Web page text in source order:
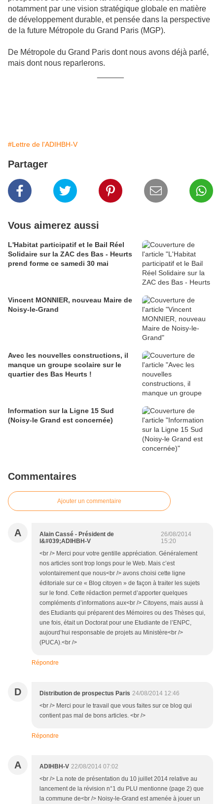
notamment par une vision stratégique globale en matière
de développement durable, et pensée dans la perspective
de la future Métropole du Grand Paris (MGP).
De Métropole du Grand Paris dont nous avons déjà parlé,
mais dont nous reparlerons.
#Lettre de l'ADIHBH-V
Partager
Vous aimerez aussi
L'Habitat participatif et le Bail Réel
Solidaire sur la ZAC des Bas - Heurts
prend forme ce samedi 30 mai
Vincent MONNIER, nouveau Maire de
Noisy-le-Grand
Avec les nouvelles constructions, il
manque un groupe scolaire sur le
quartier des Bas Heurts !
Information sur la Ligne 15 Sud
(Noisy-le Grand est concernée)
Commentaires
Ajouter un commentaire
A
Alain Cassé - Président de
l&#039;ADIHBH-V
26/08/2014
15:20
<br /> Merci pour votre gentille appréciation. Généralement
nos articles sont trop longs pour le Web. Mais c’est
volontairement que nous<br /> avons choisi cette ligne
éditoriale sur ce « Blog citoyen » de façon à traiter les sujets
sur le fond. Cette rédaction permet d’apporter quelques
compléments d’informations aux<br /> Citoyens, mais aussi à
des Etudiants qui préparent des Mémoires ou des Thèses qui,
une fois, était un Doctorat pour une Etudiante de l’ENPC,
aujourd’hui responsable de projets au Ministère<br />
(PUCA).<br />
Répondre
D Distribution de prospectus Paris 24/08/2014 12:46
<br /> Merci pour le travail que vous faites sur ce blog qui
contient pas mal de bons articles. <br />
Répondre
A ADIHBH-V 22/08/2014 07:02
<br /> La note de présentation du 10 juillet 2014 relative au
lancement de la révision n°1 du PLU mentionne (page 2) que
la commune de<br /> Noisy-le-Grand est amenée à jouer un